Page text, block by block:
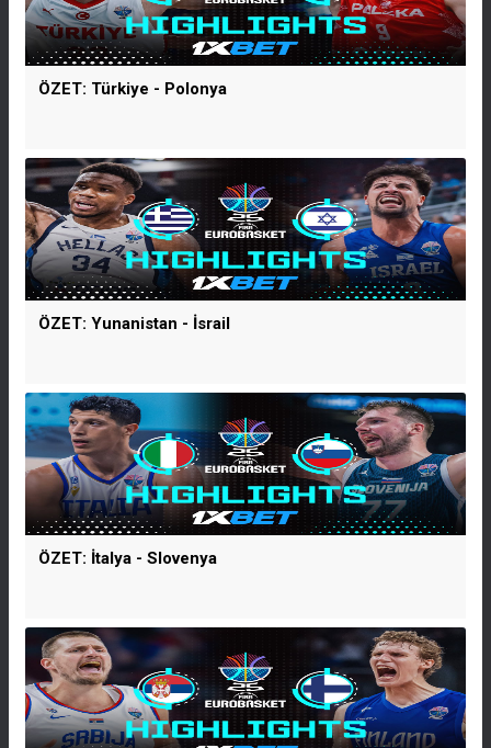
ÖZET: Türkiye - Polonya
ÖZET: Yunanistan - İsrail
ÖZET: İtalya - Slovenya